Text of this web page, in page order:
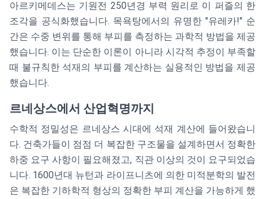
아르키메데스는 기원전 250년경 부력 원리로 이 퍼즐의 한
조각을 공식화했습니다. 목욕탕에서의 유명한 "유레카!" 순
간은 수중 변위를 통해 부피를 측정하는 과학적 방법을 제공
했습니다. 이는 단순한 이론이 아니라 시각적 추정이 부족할
때 불규칙한 석재의 부피를 계산하는 실용적인 방법을 제공
했습니다.
르네상스에서 산업혁명까지
수학적 정밀성은 르네상스 시대에 석재 계산에 들어왔습니
다. 건축가들이 점점 더 복잡한 구조물을 설계하면서 정확한
하중 요구 사항이 필요해졌고, 직관 이상의 것이 요구되었습
니다. 1600년대 뉴턴과 라이프니츠에 의한 미적분학의 발전
은 복잡한 기하학적 형상의 정확한 부피 계산을 가능하게 했